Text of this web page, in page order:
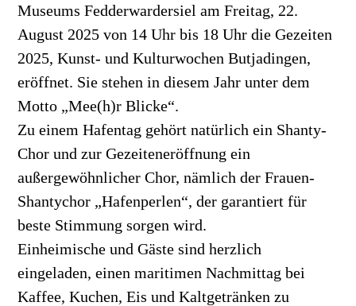
Museums Fedderwardersiel am Freitag, 22.
August 2025 von 14 Uhr bis 18 Uhr die Gezeiten
2025, Kunst- und Kulturwochen Butjadingen,
eröffnet. Sie stehen in diesem Jahr unter dem
Motto „Mee(h)r Blicke“.
Zu einem Hafentag gehört natürlich ein Shanty-
Chor und zur Gezeiteneröffnung ein
außergewöhnlicher Chor, nämlich der Frauen-
Shantychor „Hafenperlen“, der garantiert für
beste Stimmung sorgen wird.
Einheimische und Gäste sind herzlich
eingeladen, einen maritimen Nachmittag bei
Kaffee, Kuchen, Eis und Kaltgetränken zu